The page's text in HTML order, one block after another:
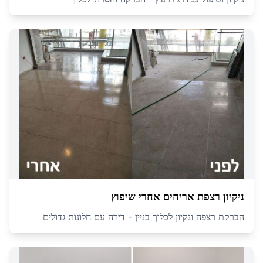
ניקיון רצפת אריחים אחרי שיפוץ
הברקת רצפה ונקיון לכלוך בניין - דירה עם חלונות גדולים